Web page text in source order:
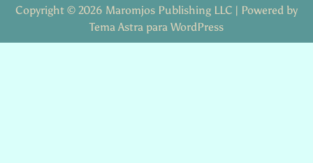
Copyright © 2026 Maromjos Publishing LLC | Powered by
Tema Astra para WordPress